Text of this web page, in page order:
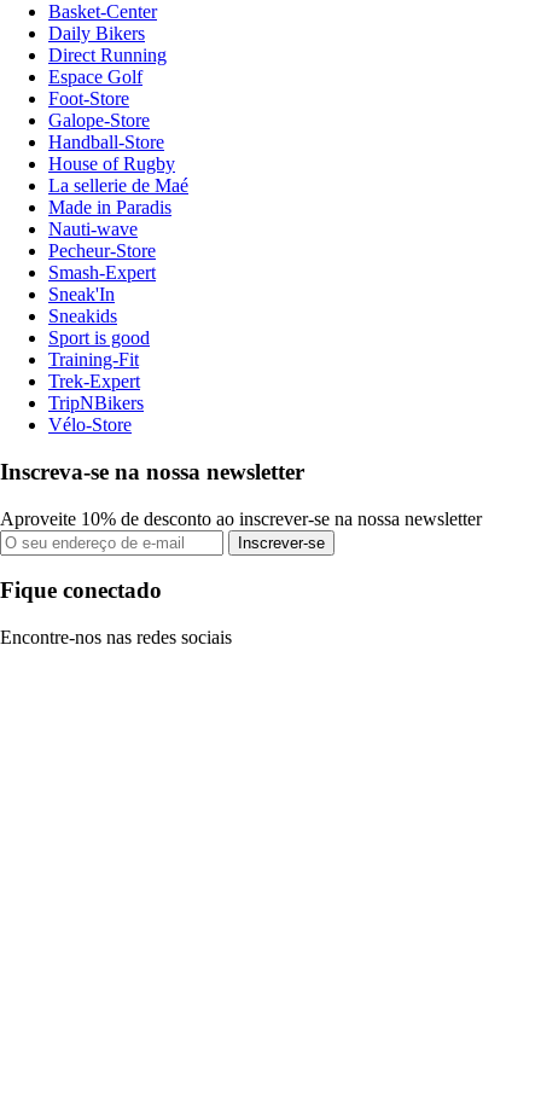
Basket-Center
Daily Bikers
Direct Running
Espace Golf
Foot-Store
Galope-Store
Handball-Store
House of Rugby
La sellerie de Maé
Made in Paradis
Nauti-wave
Pecheur-Store
Smash-Expert
Sneak'In
Sneakids
Sport is good
Training-Fit
Trek-Expert
TripNBikers
Vélo-Store
Inscreva-se na nossa newsletter
Aproveite 10% de desconto ao inscrever-se na nossa newsletter
Inscrever-se
Fique conectado
Encontre-nos nas redes sociais